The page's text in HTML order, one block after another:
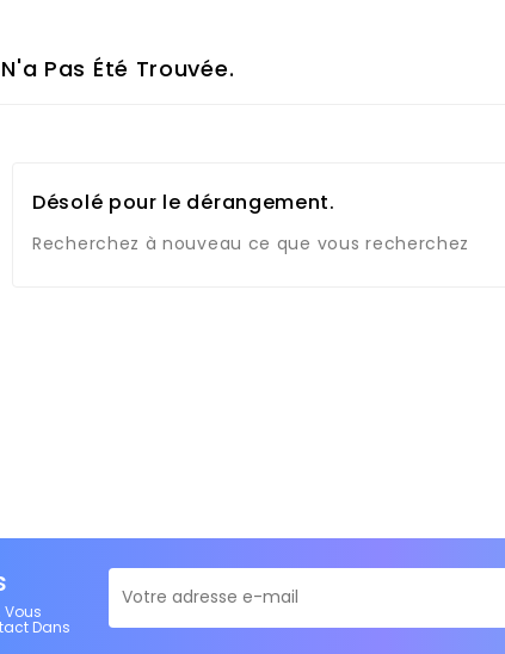
Pas Été Trouvée.
Désolé pour le dérangement.
Recherchez à nouveau ce que vous recherchez
Vous
Dans